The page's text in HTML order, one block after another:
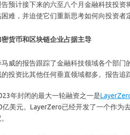
告预计接下来的六至八个月金融科技投
困难，并迫使它们重新思考如何向投资者
密货币和区块链企业占据主导
马威的报告跟踪了金融科技领域各个部
的投资比其他任何垂直领域都多。报告追
年封闭的最大一轮融资之一是
亿美元。LayerZero已经开发了一个作为